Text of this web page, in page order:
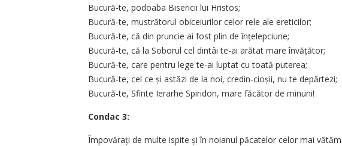
Bucură-te, podoaba Bisericii lui Hristos;
Bucură-te, mustrătorul obiceiurilor celor rele ale ereticilor;
Bucură-te, că din pruncie ai fost plin de înțelepciune;
Bucură-te, că la Soborul cel dintâi te-ai arătat mare învățător;
Bucură-te, care pentru lege te-ai luptat cu toată puterea;
Bucură-te, cel ce și astăzi de la noi, credin-cioșii, nu te depărtezi;
Bucură-te, Sfinte Ierarhe Spiridon, mare făcător de minuni!
Condac 3:
Împovărați de multe ispite și în noianul păcatelor celor mai